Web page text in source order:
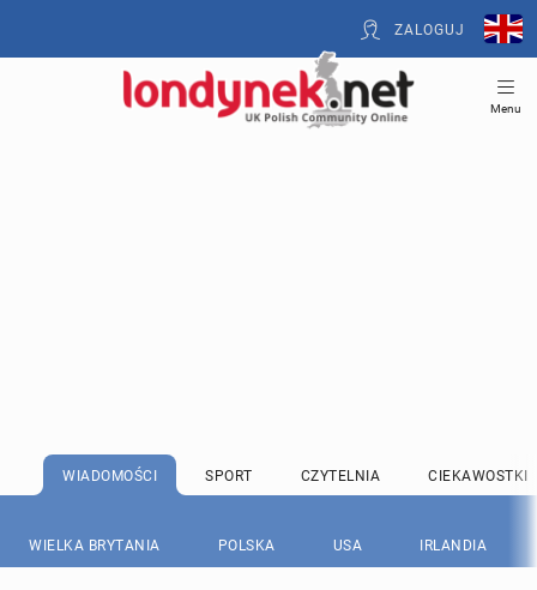
ZALOGUJ
Menu
WIADOMOŚCI SPORT CZYTELNIA CIEKAWOSTKI
WIELKA BRYTANIA POLSKA USA IRLANDIA